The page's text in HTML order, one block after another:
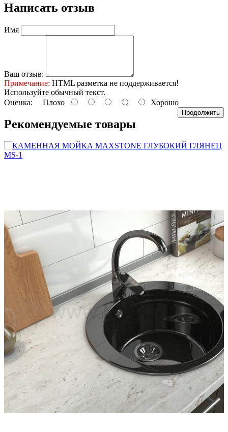
Написать отзыв
Имя
Ваш отзыв:
Примечание: HTML разметка не поддерживается!
Используйте обычный текст.
Оценка: Плохо Хорошо
Продолжить
Рекомендуемые товары